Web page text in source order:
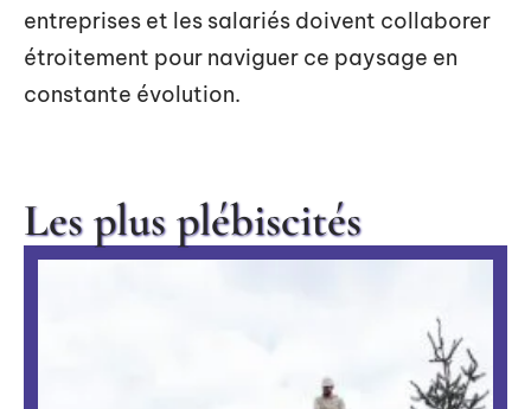
entreprises et les salariés doivent collaborer
étroitement pour naviguer ce paysage en
constante évolution.
Les plus plébiscités